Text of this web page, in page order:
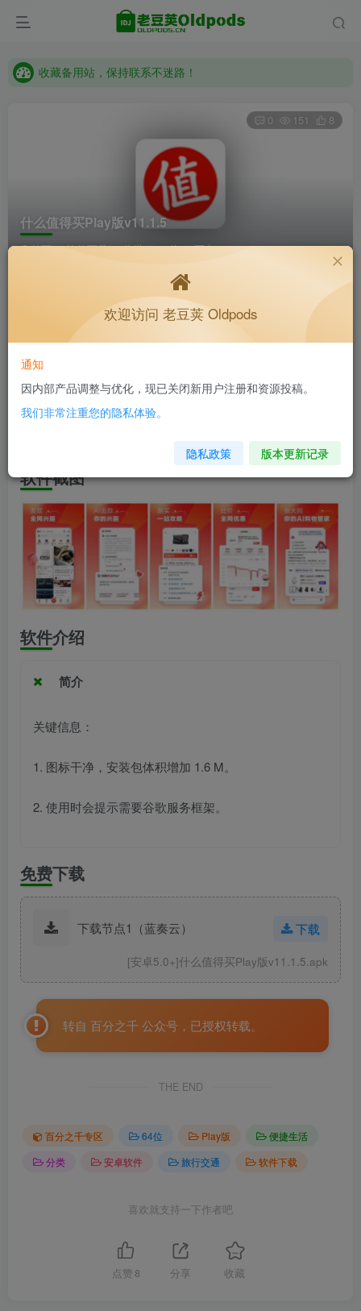
收藏备用站，保持联系不迷路！
收藏备用站，保持联系不迷路！
什么值得买Play版v11.1.5
首页 软件下载 分类 64位 正文
0 151 8
4个月前更新
私信
软件信息
兼容版本：安卓5.0+
软件截图
软件介绍
简介
关键信息：
1. 图标干净，安装包体积增加 1.6 M。
2. 使用时会提示需要谷歌服务框架。
免费下载
下载节点1（蓝奏云） 下载
[安卓5.0+]什么值得买Play版v11.1.5.apk
转自 百分之千 公众号，已授权转载。
THE END
百分之千专区 64位 Play版
便捷生活
分类
安卓软件 旅行交通 软件下载
喜欢就支持一下作者吧
点赞 8 分享 收藏
欢迎访问 老豆荚 Oldpods
通知
因内部产品调整与优化，现已关闭新用户注册和资源投稿。
我们非常注重您的隐私体验。
隐私政策 版本更新记录